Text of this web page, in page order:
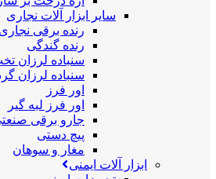
سایر ابزار آلات نجاری
رنده برقی نجاری
رنده گندگی
سنباده لرزان
سنباده لرزان
اور فرز
اور فرز لبه گیر
جارو برقی
پیچ دستی
مغار و سوهان
ابزار آلات ایمنی